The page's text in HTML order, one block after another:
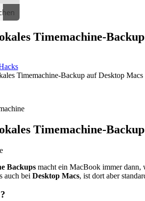
Timemachine-
Timemachine-Backup auf Desktop Macs
Timemachine-
Backups macht ein MacBook immer dann,
auch bei Desktop Macs, ist dort aber